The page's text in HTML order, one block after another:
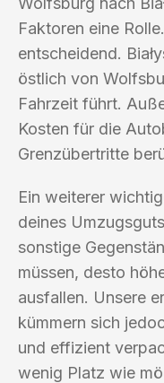
Faktoren eine
entscheidend.
östlich von
Fahrzeit führt.
Kosten für die
Grenzübertritte
Ein weiterer
deines
sonstige
müssen, desto
ausfallen. Unsere
kümmern sich
und effizient
wenig Platz wie